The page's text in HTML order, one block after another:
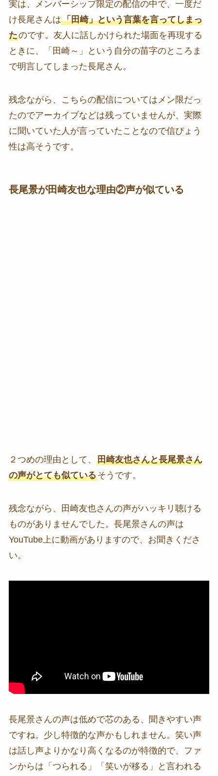
実は、メンバーシップ限定の配信の中で、一度だ
け長尾さんは「田崎」という言葉を言ってしまっ
たのです。友人に話しかけられた場面を再現する
ときに、「田崎～」という自分の苗字のところま
で明言してしまった長尾さん。
残念ながら、こちらの配信についてはメン限だっ
たのでアーカイブなどは残っていませんが、実際
に聞いていた人が言っていたことなので信ぴょう
性は高そうです。
長尾景が田崎友也な理由②声が似ている
２つめの理由として、 田崎友也さんと長尾景さん
の声がとても似ているそうです。
残念ながら、田崎友也さんの声がハッキリ聴ける
ものがありませんでした。長尾景さんの声は
YouTube上に動画がありますので、お聞きくださ
い。
長尾景さんの声は低めで芯のある、聞きやすい声
ですね。少し特徴的な声かもしれません。笑い声
は話し声よりかなり高くなるのが特徴的で、ファ
ンからは「つられる」「笑いが移る」と言われる